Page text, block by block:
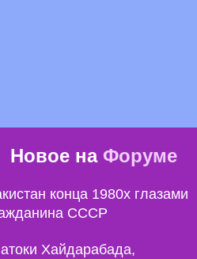
Новое на Форуме
конца 1980х глазами
СССР
Хайдарабада,